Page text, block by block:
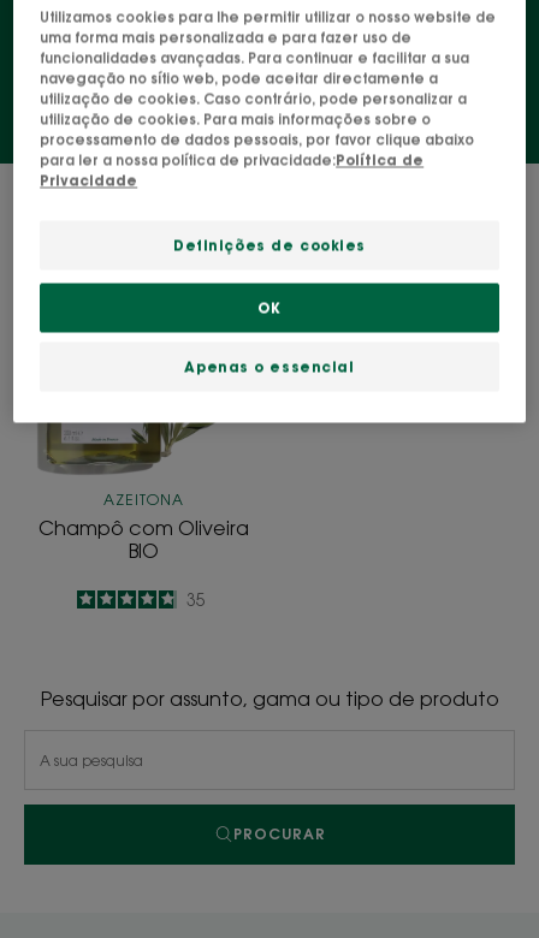
dando-lhe substância e espessura.
Champô
com
AZEITONA
Champô com Oliveira
BIO
4.8
/
5
35
Pesquisar por assunto, gama ou tipo de produto
PROCURAR
Utilizamos cookies para lhe permitir utilizar o nosso website de
uma forma mais personalizada e para fazer uso de
funcionalidades avançadas. Para continuar e facilitar a sua
navegação no sítio web, pode aceitar directamente a
utilização de cookies. Caso contrário, pode personalizar a
utilização de cookies. Para mais informações sobre o
processamento de dados pessoais, por favor clique abaixo
para ler a nossa política de privacidade:Política de
Privacidade
Definições de cookies
Apenas o essencial
OK